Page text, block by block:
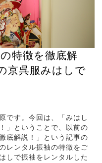
特徴を徹底解
京呉服みはしで
です。今回は、「みはし
」ということで、以前の
底解説！」という記事の
レンタル振袖の特徴をご
しで振袖をレンタルした